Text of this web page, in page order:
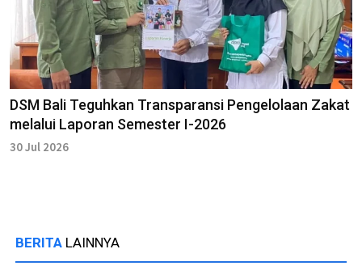
DSM Bali Teguhkan Transparansi Pengelolaan Zakat
melalui Laporan Semester I-2026
30 Jul 2026
BERITA LAINNYA